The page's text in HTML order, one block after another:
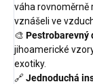
váha rovnoměrně
vznášeli ve
🎨 Pestrobarevný
jihoamerické
exotiky.
🔗Jednoduchá